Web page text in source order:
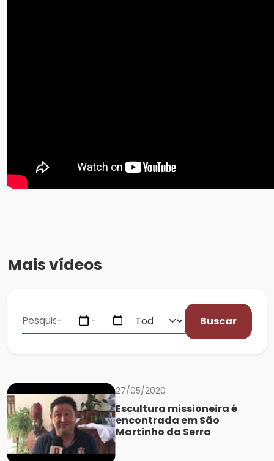
Mais vídeos
Buscar
27/05/2020
Escultura missioneira é
encontrada em São
Martinho da Serra